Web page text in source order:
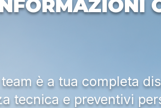
è a tua completa
tecnica e preventivi